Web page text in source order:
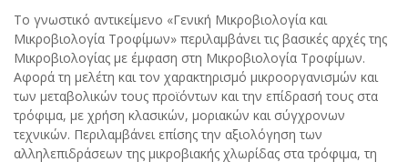
Το γνωστικό αντικείμενο «Γενική Μικροβιολογία και
Μικροβιολογία Τροφίμων» περιλαμβάνει τις βασικές αρχές της
Μικροβιολογίας με έμφαση στη Μικροβιολογία Τροφίμων.
Αφορά τη μελέτη και τον χαρακτηρισμό μικροοργανισμών και
των μεταβολικών τους προϊόντων και την επίδρασή τους στα
τρόφιμα, με χρήση κλασικών, μοριακών και σύγχρονων
τεχνικών. Περιλαμβάνει επίσης την αξιολόγηση των
αλληλεπιδράσεων της μικροβιακής χλωρίδας στα τρόφιμα, τη